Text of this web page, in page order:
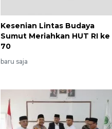
Kesenian Lintas Budaya
Sumut Meriahkan HUT RI ke
70
baru saja
23